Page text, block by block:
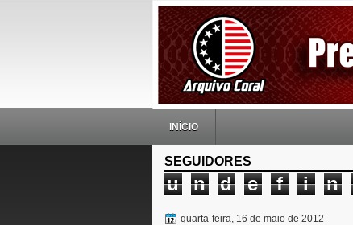
INÍCIO
SEGUIDORES
u n d e f i n
quarta-feira, 16 de maio de 2012